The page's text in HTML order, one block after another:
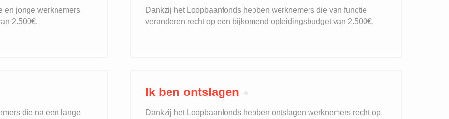
en jonge werknemers
2.500€.
Dankzij het Loopbaanfonds hebben werknemers die van functie
veranderen recht op een bijkomend opleidingsbudget van 2.500€.
die na een lange
Ik ben ontslagen
Dankzij het Loopbaanfonds hebben ontslagen werknemers recht op